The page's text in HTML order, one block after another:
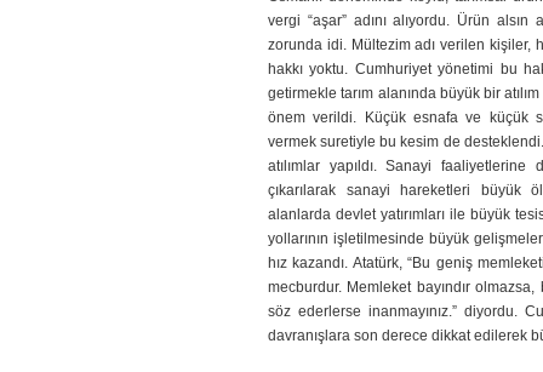
vergi “aşar” adını alıyordu. Ürün
zorunda idi. Mültezim adı verilen ki­şiler,
hakkı yok­tu. Cumhuriyet yöneti­mi bu
getirmekle ta­rım alanında büyük bir
önem verildi. Küçük esnafa ve küçük
vermek suretiy­le bu kesim de
atılımlar yapıldı. Sanayi
çıkarılarak sanayi hareketleri büyük
alanlarda devlet yatırımları ile büyük
yollarının işletilmesinde büyük
hız kazandı. Atatürk, “Bu geniş
mecburdur. Memleket bayındır
söz ederlerse inanmayınız.” diyordu.
davranışlara son derece dikkat edilerek